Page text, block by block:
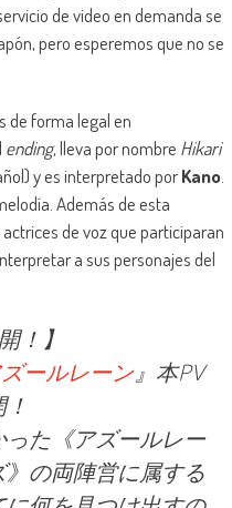
de video en demanda se
pero esperemos que no se
de forma legal en
ending, lleva por nombre Hikari
y es interpretado porKano.
Además de esta
de voz que participaran
a sus personajes del
！】
ールレーン』本PV
た《アズールレー
の両陣営に属する